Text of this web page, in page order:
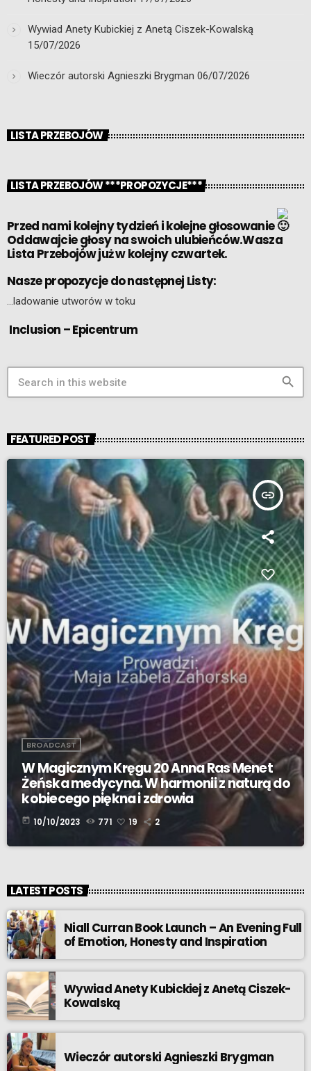
Wywiad Anety Kubickiej z Anetą Ciszek-Kowalską
15/07/2026
Wieczór autorski Agnieszki Brygman 06/07/2026
LISTA PRZEBOJÓW
LISTA PRZEBOJÓW ***PROPOZYCJE***
Przed nami kolejny tydzień i kolejne głosowanie
Oddawajcie głosy na swoich ulubieńców.Wasza
Lista Przebojów już w kolejny czwartek.
Nasze propozycje do następnej Listy:
…ladowanie utworów w toku
Inclusion – Epicentrum
search
FEATURED POST
insert_link
BROADCAST
W Magicznym Kręgu 20 Anna Ras Menet
Żeńska medycyna. W harmonii z naturą do
kobiecego piękna i zdrowia
today 10/10/2023 771 19 2
LATEST POSTS
Niall Curran Book Launch – An Evening Full
of Emotion, Honesty and Inspiration
Wywiad Anety Kubickiej z Anetą Ciszek-
Kowalską
Wieczór autorski Agnieszki Brygman